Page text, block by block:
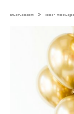
магазин > все